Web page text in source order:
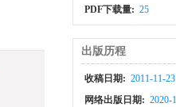
PDF下载量: 25
出版历程
收稿日期: 2011-11-23
网络出版日期: 2020-